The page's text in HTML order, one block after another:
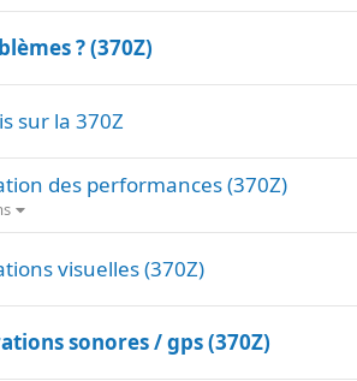
? (370Z)
sur la 370Z
des performances (370Z)
visuelles (370Z)
sonores / gps (370Z)